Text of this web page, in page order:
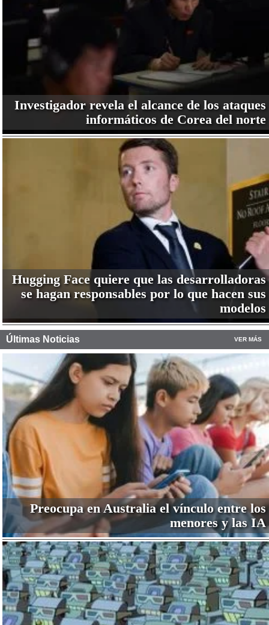
Investigador revela el alcance de los ataques
informáticos de Corea del norte
Hugging Face quiere que las desarrolladoras
se hagan responsables por lo que hacen sus
modelos
Últimas Noticias VER MÁS
Preocupa en Australia el vínculo entre los
menores y las IA